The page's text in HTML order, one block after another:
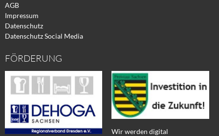
AGB
Impressum
Datenschutz
Datenschutz Social Media
FÖRDERUNG
Wir werden digital